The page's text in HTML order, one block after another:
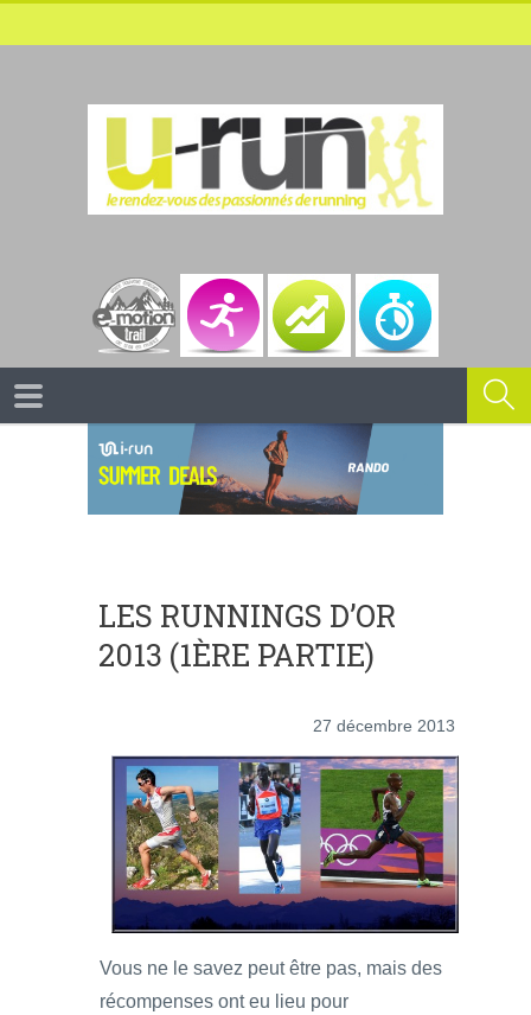
LES RUNNINGS D’OR
2013 (1ÈRE PARTIE)
27 décembre 2013
Vous ne le savez peut être pas, mais des
récompenses ont eu lieu pour